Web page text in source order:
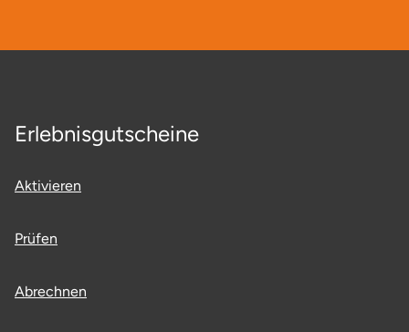
Erlebnisgutscheine
Aktivieren
Prüfen
Abrechnen